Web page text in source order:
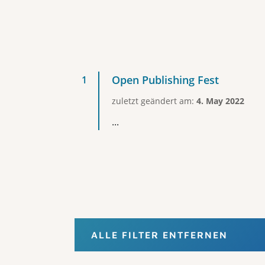
Open Publishing Fest
zuletzt geändert am: 4. May 2022
...
ALLE FILTER ENTFERNEN